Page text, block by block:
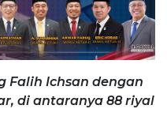
Falih Ichsan dengan
di antaranya 88 riyal